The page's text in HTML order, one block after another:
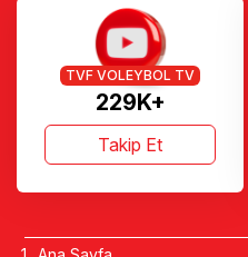
229K+
TVF VOLEYBOL TV
Takip Et